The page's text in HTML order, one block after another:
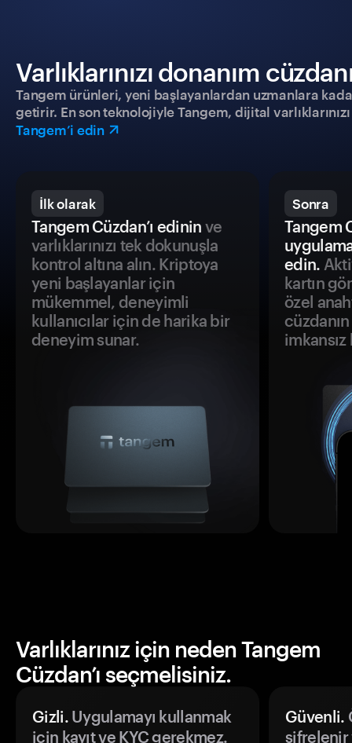
Varlıklarınızı donanım
Tangem ürünleri, yeni başlayanlardan uzmanlara
getirir. En son teknolojiyle Tangem, dijital
Tangem’i edin
İlk olarak
Tangem Cüzdan’ı edinin ve
varlıklarınızı tek dokunuşla
kontrol altına alın. Kriptoya
yeni başlayanlar için
mükemmel, deneyimli
kullanıcılar için de harika bir
deneyim sunar.
Sonra
Tangem
edin.
kartın
özel
Varlıklarınız için neden Tangem
Cüzdan’ı seçmelisiniz.
Gizli.Uygulamayı kullanmak
için kayıt ve KYC gerekmez.
Güvenli.
şifrelenir